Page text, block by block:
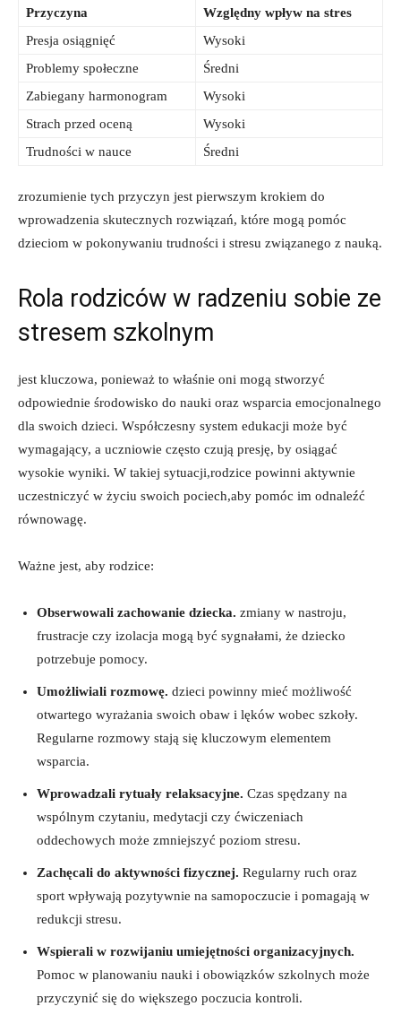
Przyczyna
Względny ⁤wpływ na stres
Presja⁣ osiągnięć
Wysoki
Problemy społeczne
Średni
Zabiegany harmonogram
Wysoki
Strach przed oceną
Wysoki
Trudności w nauce
Średni
zrozumienie tych przyczyn jest pierwszym krokiem do⁤
wprowadzenia skutecznych rozwiązań, które mogą pomóc
dzieciom‌ w ​pokonywaniu trudności i stresu związanego z ⁣nauką.
Rola rodziców w radzeniu sobie ze
stresem szkolnym
jest kluczowa, ponieważ to właśnie oni mogą stworzyć
odpowiednie środowisko do nauki oraz wsparcia emocjonalnego
dla swoich‍ dzieci.‍ Współczesny system edukacji może być
wymagający,​ a uczniowie często czują presję, by osiągać
wysokie wyniki. W‍ takiej sytuacji,rodzice powinni aktywnie
uczestniczyć w życiu swoich pociech,aby pomóc im odnaleźć
równowagę.
Ważne jest,​ aby rodzice:
Obserwowali zachowanie dziecka. zmiany w nastroju,
frustracje czy ⁤izolacja mogą być sygnałami, że dziecko
potrzebuje pomocy.
Umożliwiali rozmowę. dzieci powinny mieć możliwość
otwartego wyrażania⁣ swoich obaw i⁢ lęków wobec ​szkoły.
Regularne rozmowy stają się kluczowym elementem
wsparcia.
Wprowadzali rytuały⁣ relaksacyjne. Czas spędzany na⁢
wspólnym czytaniu, medytacji czy ćwiczeniach
oddechowych może zmniejszyć poziom stresu.
Zachęcali do aktywności‍ fizycznej. Regularny ruch oraz
sport⁣ wpływają pozytywnie na samopoczucie i pomagają w
‌redukcji stresu.
Wspierali w rozwijaniu umiejętności organizacyjnych.
⁢Pomoc w planowaniu​ nauki i obowiązków szkolnych​ może
przyczynić ‍się do większego poczucia kontroli.